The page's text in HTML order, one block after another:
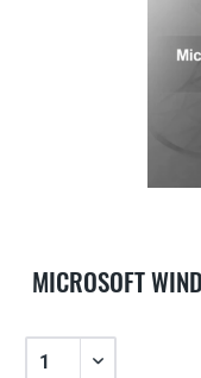
MICROSOFT